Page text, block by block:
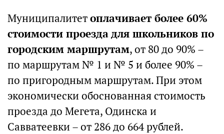
Муниципалитетоплачивает более 60%
стоимости проезда для школьников по
городским маршрутам, от 80 до 90% –
по маршрутам № 1 и № 5 и более 90% –
по пригородным маршрутам. При этом
экономически обоснованная стоимость
проезда до Мегета, Одинска и
Савватеевки – от 286 до 664 рублей.